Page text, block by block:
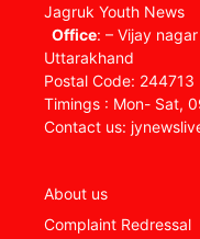
Jagruk Youth News
Office: – Vijay
Uttarakhand
Postal Code: 244713
Timings : Mon- Sat,
Contact us:
About us
Complaint Redressal